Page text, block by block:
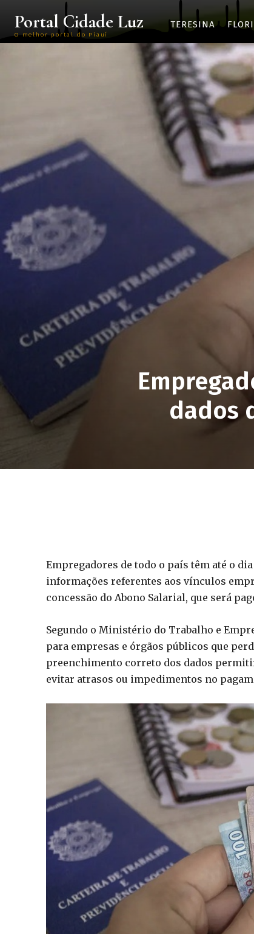
Portal Cidade Luz
O melhor portal do Piauí
TERESINA
dados
Empregadores de todo o país têm até o
informações referentes aos vínculos
concessão do Abono Salarial, que será
Segundo o Ministério do Trabalho e
para empresas e órgãos públicos que
preenchimento correto dos dados
evitar atrasos ou impedimentos no